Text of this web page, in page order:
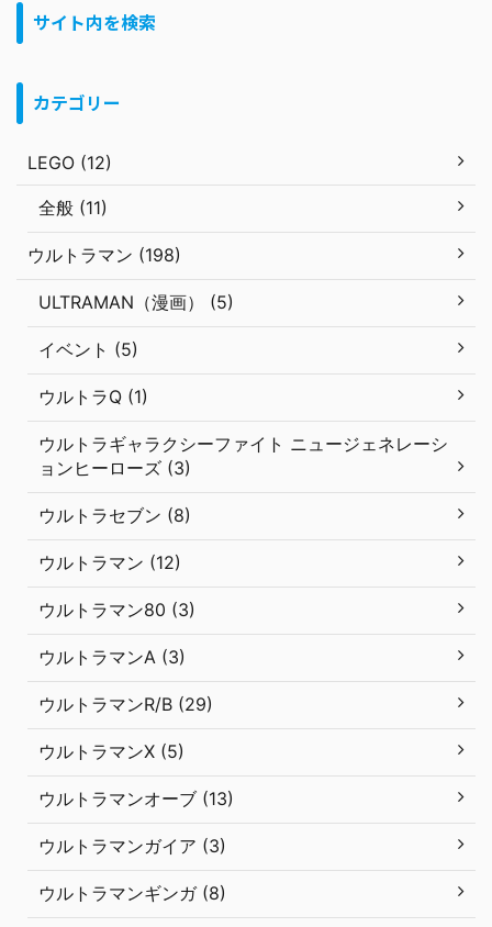
サイト内を検索
カテゴリー
LEGO (12)
全般 (11)
ウルトラマン (198)
ULTRAMAN（漫画） (5)
イベント (5)
ウルトラQ (1)
ウルトラギャラクシーファイト ニュージェネレーシ
ョンヒーローズ (3)
ウルトラセブン (8)
ウルトラマン (12)
ウルトラマン80 (3)
ウルトラマンA (3)
ウルトラマンR/B (29)
ウルトラマンX (5)
ウルトラマンオーブ (13)
ウルトラマンガイア (3)
ウルトラマンギンガ (8)